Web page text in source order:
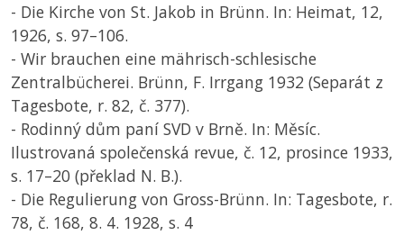
- Die Kirche von St. Jakob in Brünn. In: Heimat, 12,
1926, s. 97–106.
- Wir brauchen eine mährisch-schlesische
Zentralbücherei. Brünn, F. Irrgang 1932 (Separát z
Tagesbote, r. 82, č. 377).
- Rodinný dům paní SVD v Brně. In: Měsíc.
Ilustrovaná společenská revue, č. 12, prosince 1933,
s. 17–20 (překlad N. B.).
- Die Regulierung von Gross-Brünn. In: Tagesbote, r.
78, č. 168, 8. 4. 1928, s. 4